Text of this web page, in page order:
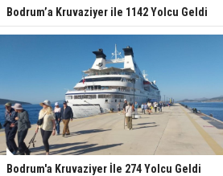
Bodrum’a Kruvaziyer ile 1142 Yolcu Geldi
Bodrum'a Kruvaziyer İle 274 Yolcu Geldi